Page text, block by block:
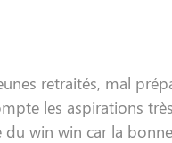
retraités, mal
les aspirations
du win win car la